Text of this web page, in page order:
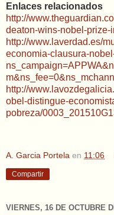
Enlaces relacionados
http://
deaton-wins-nobel-
http://www.laverdad.es/
economia-clausura-
http://
obel-distingue-
pobreza/
A. Garcia Portela en 11:06
Compartir
VIERNES, 16 DE OCTUBRE